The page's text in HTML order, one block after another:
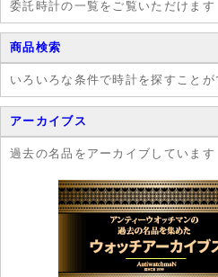
委託時計の一覧をご覧いただけます
商品検索
いろいろな条件で時計を探すことが
アーカイブス
過去の名品をアーカイブしています